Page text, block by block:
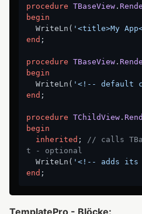
procedure TBaseView.
begin
  WriteLn(
'<title>My
end ;
procedure TBaseView.
begin
  WriteLn(
'<!-- default
end ;
procedure TChildView.
begin
inherited ; // calls
t - optional
  WriteLn(
'<!-- adds its
end